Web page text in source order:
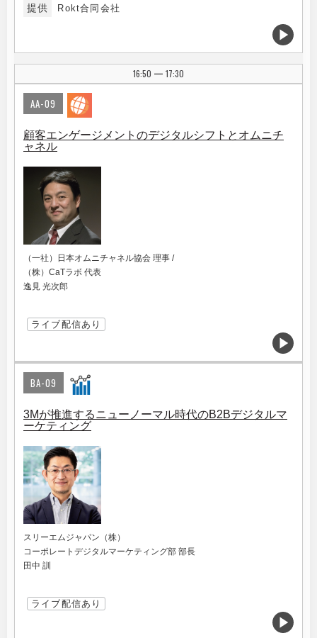
提供 Rokt合同会社
16:50 | 17:30
AA-09
顧客エンゲージメントのデジタルシフトとオムニチ
ャネル
（一社）日本オムニチャネル協会 理事 /
（株）CaTラボ 代表
逸⾒ 光次郎
ライブ配信あり
BA-09
3Mが推進するニューノーマル時代のB2Bデジタルマ
ーケティング
スリーエムジャパン（株）
コーポレートデジタルマーケティング部 部長
田中 訓
ライブ配信あり